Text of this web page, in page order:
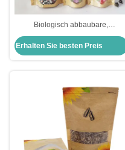
Biologisch abbaubare,
umweltfreundliche, erneut
verschließbare Kraftbeutel mit
fensterfestem
Erhalten Sie besten Preis